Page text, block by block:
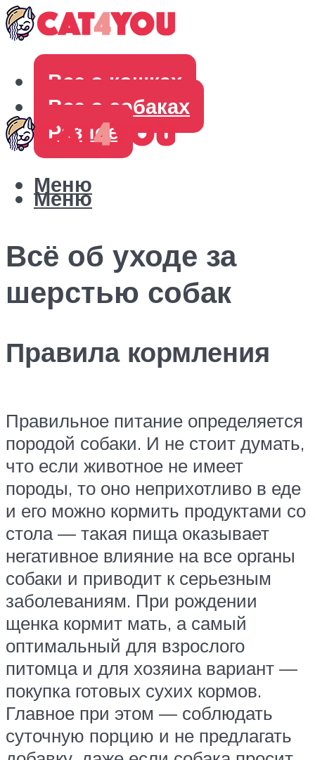
Все о кошках
Все о собаках
Разное
Меню
Меню
Всё об уходе за
шерстью собак
Правила кормления
Правильное питание определяется
породой собаки. И не стоит думать,
что если животное не имеет
породы, то оно неприхотливо в еде
и его можно кормить продуктами со
стола — такая пища оказывает
негативное влияние на все органы
собаки и приводит к серьезным
заболеваниям. При рождении
щенка кормит мать, а самый
оптимальный для взрослого
питомца и для хозяина вариант —
покупка готовых сухих кормов.
Главное при этом — соблюдать
суточную порцию и не предлагать